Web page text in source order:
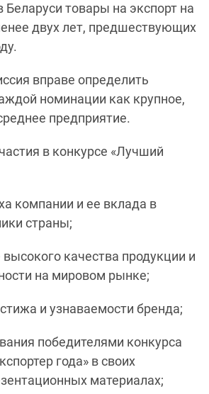
товары на экспорт на
двух лет, предшествующих
вправе определить
номинации как крупное,
предприятие.
в конкурсе «Лучший
компании и ее вклада в
страны;
качества продукции и
на мировом рынке;
и узнаваемости бренда;
победителями конкурса
года» в своих
материалах;